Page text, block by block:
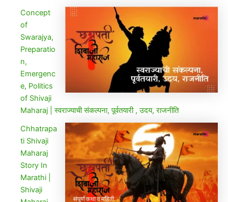
Concept
of
Swarajya,
Preparatio
n,
Emergenc
e, Politics
of Shivaji
Maharaj | स्वराज्याची संकल्पना, पूर्वतयारी , उदय, राजनीति
Chhatrapa
ti Shivaji
Maharaj
Story In
Marathi |
Shivaji